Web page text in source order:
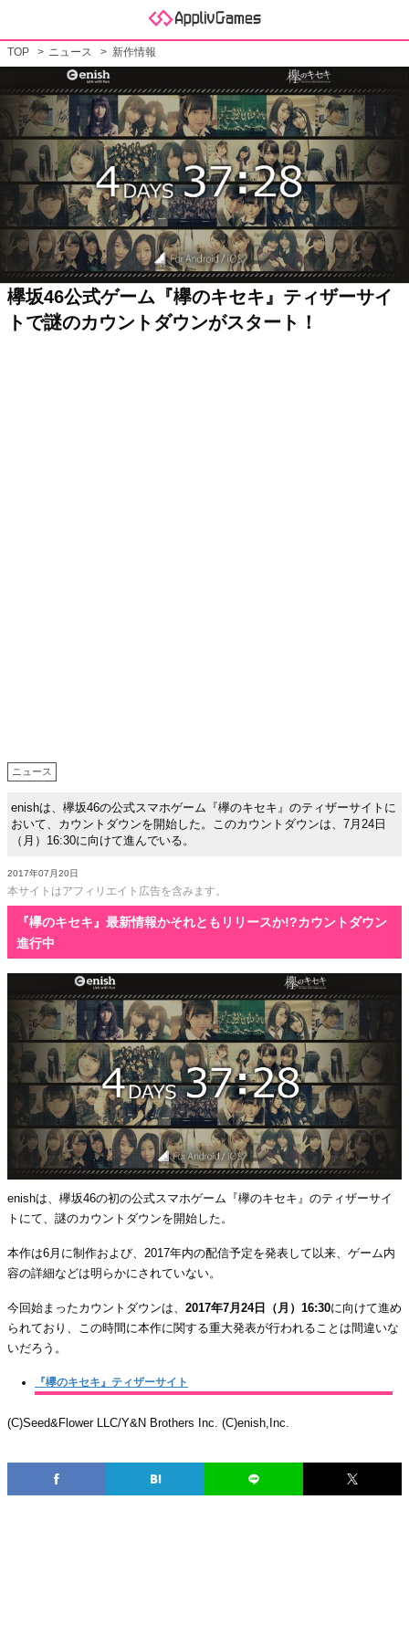
TOP ニュース 新作情報
欅坂46公式ゲーム『欅のキセキ』ティザーサイ
トで謎のカウントダウンがスタート！
ニュース
enishは、欅坂46の公式スマホゲーム『欅のキセキ』のティザーサイトに
おいて、カウントダウンを開始した。このカウントダウンは、7月24日
（月）16:30に向けて進んでいる。
2017年07月20日
本サイトはアフィリエイト広告を含みます。
『欅のキセキ』最新情報かそれともリリースか!?カウントダウン
進行中
enishは、欅坂46の初の公式スマホゲーム『欅のキセキ』のティザーサイ
トにて、謎のカウントダウンを開始した。
本作は6月に制作および、2017年内の配信予定を発表して以来、ゲーム内
容の詳細などは明らかにされていない。
今回始まったカウントダウンは、 2017年7月24日（月）16:30に向けて進め
られており、この時間に本作に関する重大発表が行われることは間違いな
いだろう。
『欅のキセキ』ティザーサイト
(C)Seed&Flower LLC/Y&N Brothers Inc. (C)enish,Inc.